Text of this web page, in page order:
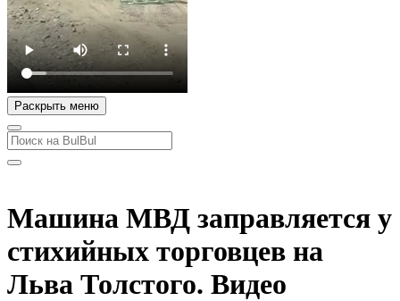
Раскрыть меню
Машина МВД заправляется у
стихийных торговцев на
Льва Толстого. Видео